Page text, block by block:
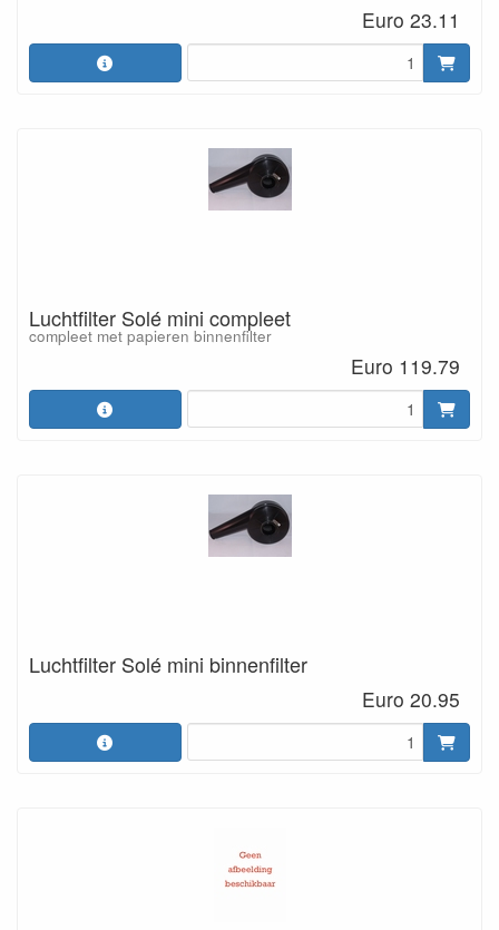
Euro 23.11
Luchtfilter Solé mini compleet
compleet met papieren binnenfilter
Euro 119.79
Luchtfilter Solé mini binnenfilter
Euro 20.95